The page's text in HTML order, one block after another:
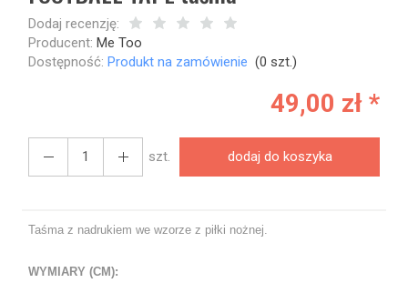
Dodaj recenzję:
Producent: Me Too
Dostępność: Produkt na zamówienie (0 szt.)
49,00 zł *
szt. dodaj do koszyka
Taśma z nadrukiem we wzorze z piłki nożnej.
WYMIARY (CM):